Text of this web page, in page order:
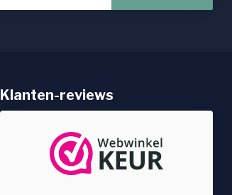
Klanten-reviews